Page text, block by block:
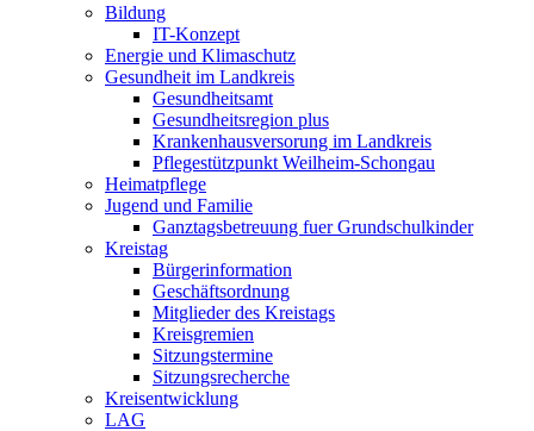
Bildung
IT-Konzept
Energie und Klimaschutz
Gesundheit im Landkreis
Gesundheitsamt
Gesundheitsregion plus
Krankenhausversorung im Landkreis
Pflegestützpunkt Weilheim-Schongau
Heimatpflege
Jugend und Familie
Ganztagsbetreuung fuer Grundschulkinder
Kreistag
Bürgerinformation
Geschäftsordnung
Mitglieder des Kreistags
Kreisgremien
Sitzungstermine
Sitzungsrecherche
Kreisentwicklung
LAG